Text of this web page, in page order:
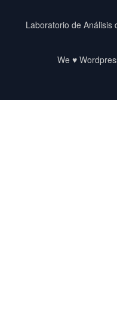
Laboratorio de Análisis
We ♥